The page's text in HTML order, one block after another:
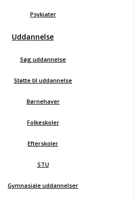
Psykiater
Uddannelse
Søg uddannelse
Støtte til uddannelse
Børnehaver
Folkeskoler
Efterskoler
STU
Gymnasiale uddannelser